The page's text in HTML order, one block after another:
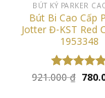
BÚT KÝ PARKER
Bút Bi Cao Cấp
Jotter Đ-KST Red
1953348
Được xếp
921.000₫ Giá
gốc